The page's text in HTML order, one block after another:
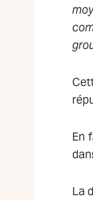
En
La